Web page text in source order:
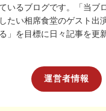
いるブログです。「当ブ
たい相席食堂のゲスト出
」を目標に日々記事を更
運営者情報